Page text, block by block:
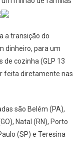
a transição do
dinheiro, para um
de cozinha (GLP 13
feita diretamente nas
são Belém (PA),
Natal (RN), Porto
(SP) e Teresina